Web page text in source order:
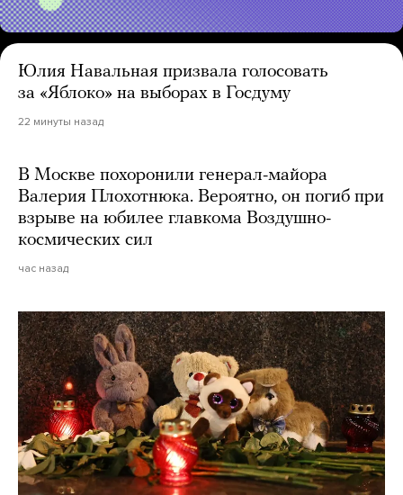
Юлия Навальная призвала голосовать
за «Яблоко» на выборах в Госдуму
22 минуты назад
В Москве похоронили генерал-майора
Валерия Плохотнюка. Вероятно, он погиб при
взрыве на юбилее главкома Воздушно-
космических сил
час назад